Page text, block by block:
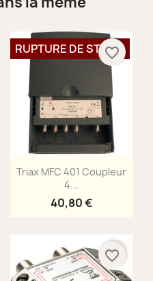
 Aperçu rapide
Triax MFC 401 Coupleur
4...
40,80 €
RUPTURE DE STOCK
favorite_border
favorite_border